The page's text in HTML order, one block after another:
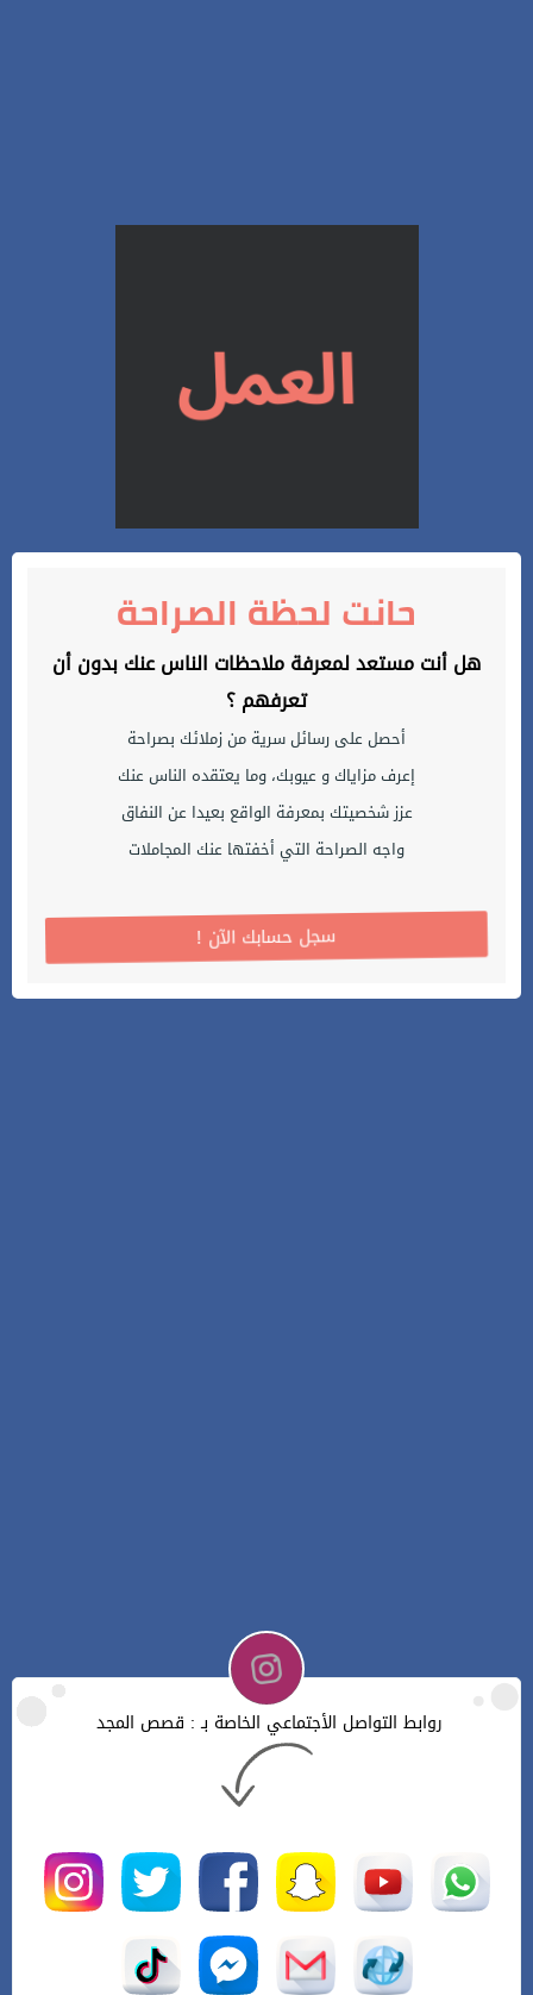
حانت لحظة الصراحة
هل أنت مستعد لمعرفة ملاحظات الناس عنك بدون أن
تعرفهم ؟
أحصل على رسائل سرية من زملائك بصراحة
إعرف مزاياك و عيوبك، وما يعتقده الناس عنك
عزز شخصيتك بمعرفة الواقع بعيدا عن النفاق
واجه الصراحة التي أخفتها عنك المجاملات
! سجل حسابك الآن
روابط التواصل الأجتماعي الخاصة بـ : قصص المجد